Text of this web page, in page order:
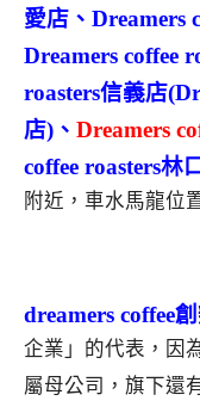
愛店、Dreamers
Dreamers coffee
roasters信義店(
店)、 Dreamers
coffee roasters林
附近，車水馬龍位
dreamers coffee
企業」的代表，因
屬母公司，旗下還